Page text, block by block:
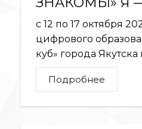
с 12 по 17 октября
цифрового
куб» города Якутска
Подробнее